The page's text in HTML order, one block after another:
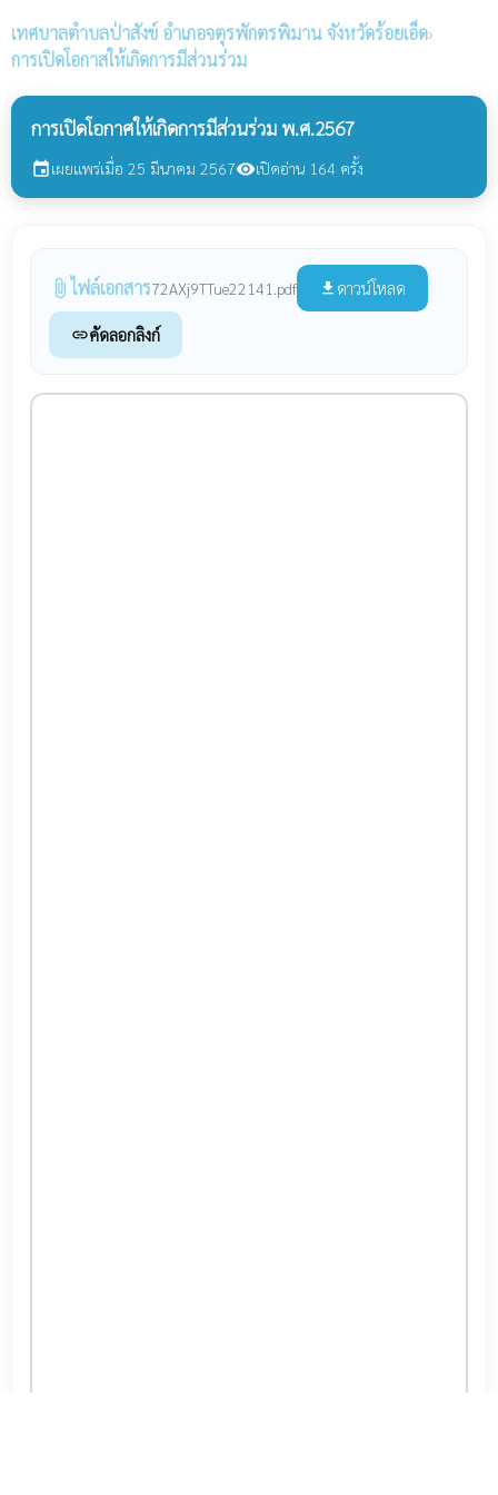
เทศบาลตำบลป่าสังข์ อำเภอจตุรพักตรพิมาน จังหวัดร้อยเอ็ด›
การเปิดโอกาสให้เกิดการมีส่วนร่วม
การเปิดโอกาศให้เกิดการมีส่วนร่วม พ.ศ.2567
eventเผยแพร่เมื่อ 25 มีนาคม 2567visibilityเปิดอ่าน 164 ครั้ง
attach_file ไฟล์เอกสาร72AXj9TTue22141.pdf file_download ดาวน์โหลด
linkคัดลอกลิงก์